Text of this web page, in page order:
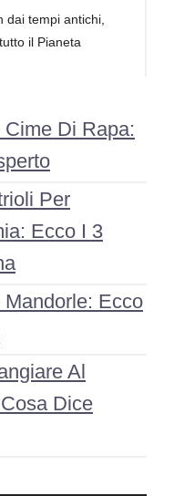
dai tempi antichi,
il Pianeta
Di Rapa:
Per
Ecco I 3
Ecco
Al
Dice